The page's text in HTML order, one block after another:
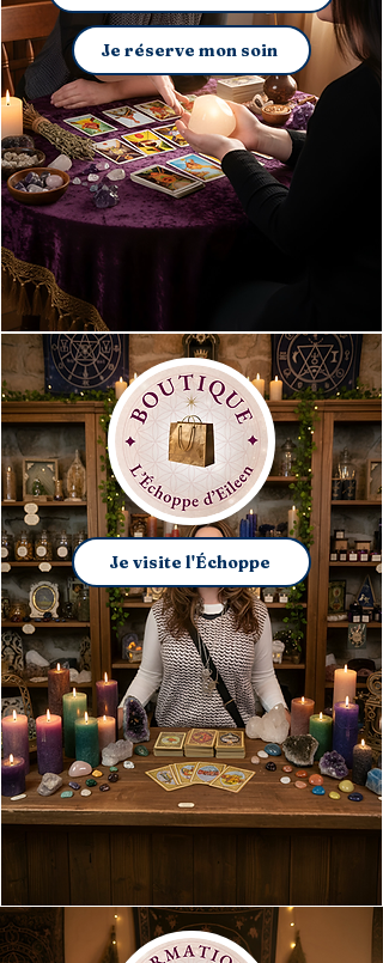
Je réserve mon soin
Je visite l'Échoppe